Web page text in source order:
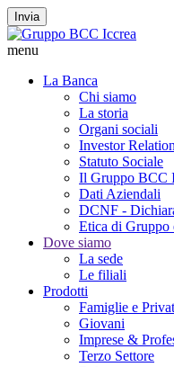
Invia
menu
La Banca
Chi siamo
La storia
Organi sociali
Investor Relation
Statuto Sociale
Il Gruppo BCC
Dati Aziendali
DCNF -
Etica di
Dove siamo
La sede
Le filiali
Prodotti
Famiglie e
Giovani
Imprese &
Terzo Settore